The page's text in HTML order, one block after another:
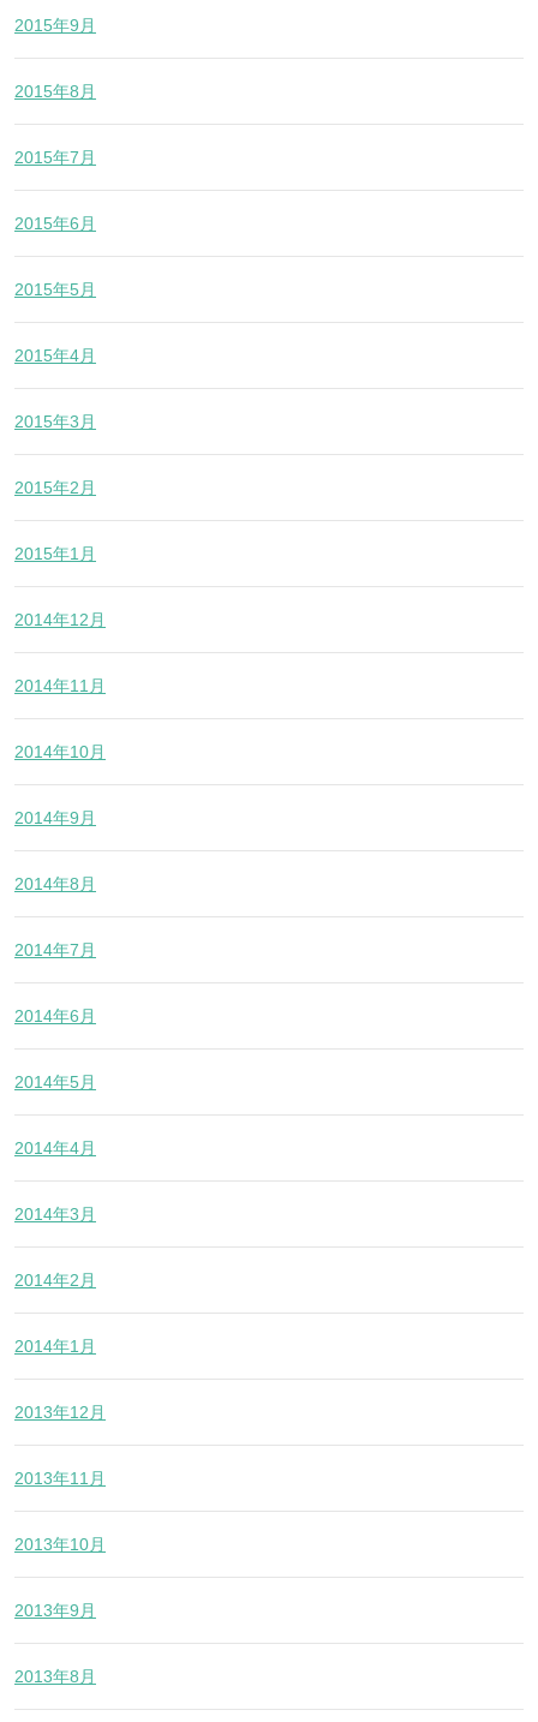
2015年9月
2015年8月
2015年7月
2015年6月
2015年5月
2015年4月
2015年3月
2015年2月
2015年1月
2014年12月
2014年11月
2014年10月
2014年9月
2014年8月
2014年7月
2014年6月
2014年5月
2014年4月
2014年3月
2014年2月
2014年1月
2013年12月
2013年11月
2013年10月
2013年9月
2013年8月